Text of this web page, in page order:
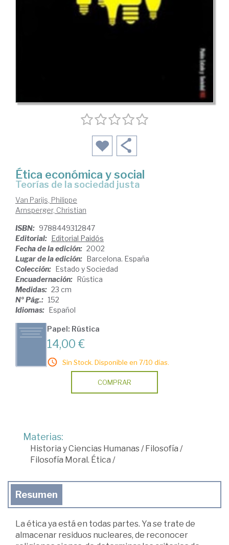
Ética económica y social
teorías de la sociedad justa
Van Parijs, Philippe
Arnsperger, Christian
ISBN: 9788449312847
Editorial: Editorial Paidós
Fecha de la edición: 2002
Lugar de la edición: Barcelona. España
Colección: Estado y Sociedad
Encuadernación: Rústica
Medidas: 23 cm
Nº Pág.: 152
Idiomas: Español
Papel: Rústica
14,00 €
Sin Stock. Disponible en 7/10 días.
COMPRAR
Materias:
Historia y Ciencias Humanas/Filosofía /
Filosofía Moral. Ética /
Resumen
La ética ya está en todas partes. Ya se trate de
almacenar residuos nucleares, de reconocer